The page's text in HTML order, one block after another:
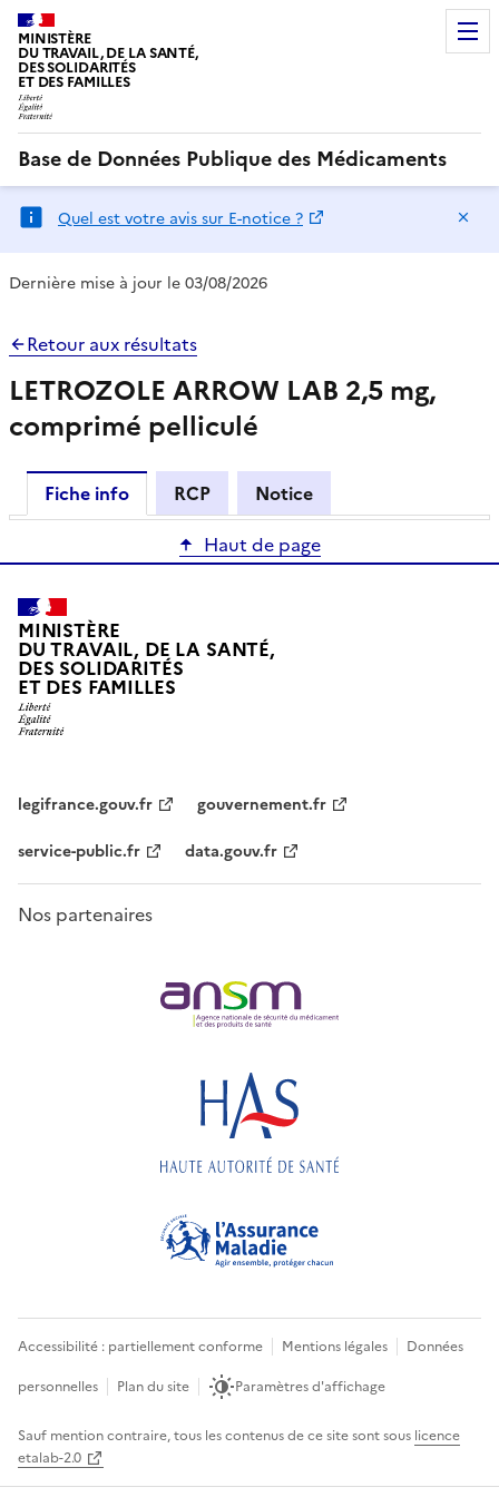
MINISTÈRE
DU TRAVAIL, DE LA SANTÉ,
DES SOLIDARITÉS
ET DES FAMILLES
Base de Données Publique des Médicaments
Quel est votre avis sur E-notice ?
Dernière mise à jour le 03/08/2026
Retour aux résultats
LETROZOLE ARROW LAB 2,5 mg,
comprimé pelliculé
Fiche info RCP
Notice
Haut de page
MINISTÈRE
DU TRAVAIL, DE LA SANTÉ,
DES SOLIDARITÉS
ET DES FAMILLES
legifrance.gouv.fr
gouvernement.fr
service-public.fr
data.gouv.fr
Nos partenaires
Accessibilité : partiellement conforme Mentions légales
Données
personnelles
Plan du site Paramètres d'affichage
Sauf mention contraire, tous les contenus de ce site sont sous licence
etalab-2.0